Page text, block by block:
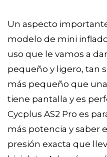
Un aspecto
modelo de mini
uso que le vamos a
pequeño y ligero, tan
más pequeño que
tiene pantalla y es
Cycplus AS2 Pro es
más potencia y saber
presión exacta que